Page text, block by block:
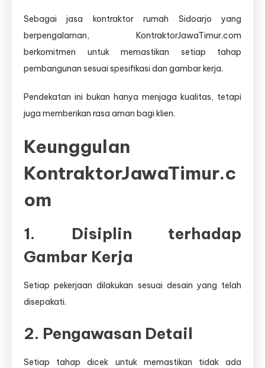
Sebagai jasa kontraktor rumah Sidoarjo yang
berpengalaman, KontraktorJawaTimur.com
berkomitmen untuk memastikan setiap tahap
pembangunan sesuai spesifikasi dan gambar kerja.
Pendekatan ini bukan hanya menjaga kualitas, tetapi
juga memberikan rasa aman bagi klien.
Keunggulan
KontraktorJawaTimur.c
om
1. Disiplin terhadap
Gambar Kerja
Setiap pekerjaan dilakukan sesuai desain yang telah
disepakati.
2. Pengawasan Detail
Setiap tahap dicek untuk memastikan tidak ada